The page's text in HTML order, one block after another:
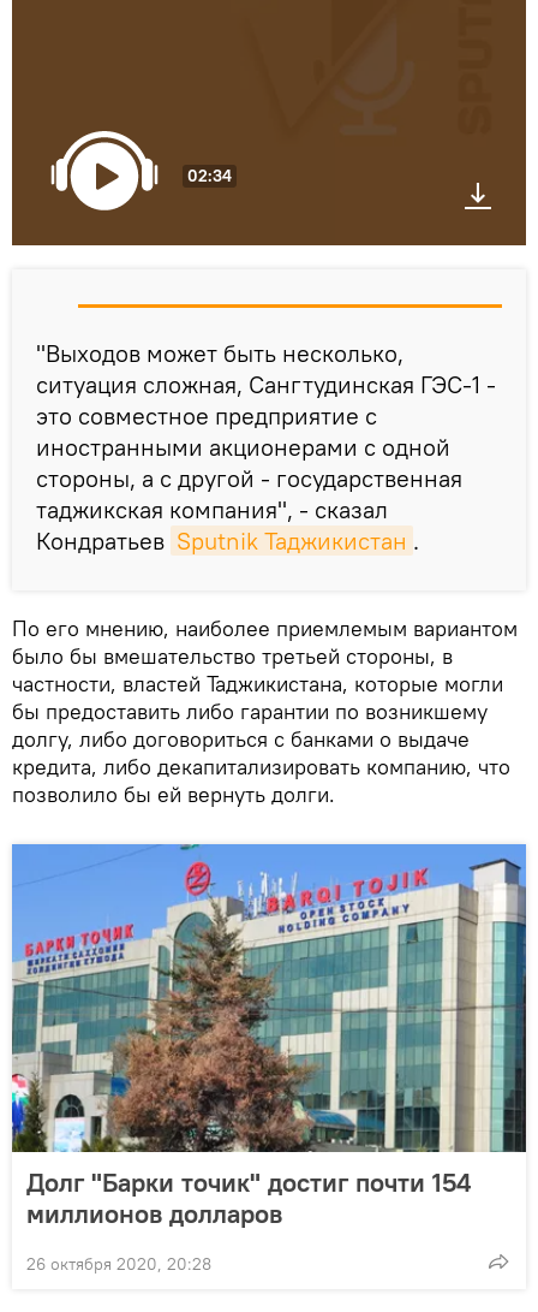
02:34
"Выходов может быть несколько,
ситуация сложная, Сангтудинская ГЭС-1 -
это совместное предприятие с
иностранными акционерами с одной
стороны, а с другой - государственная
таджикская компания", - сказал
Кондратьев Sputnik Таджикистан .
По его мнению, наиболее приемлемым вариантом
было бы вмешательство третьей стороны, в
частности, властей Таджикистана, которые могли
бы предоставить либо гарантии по возникшему
долгу, либо договориться с банками о выдаче
кредита, либо декапитализировать компанию, что
позволило бы ей вернуть долги.
Долг "Барки точик" достиг почти 154
миллионов долларов
26 октября 2020, 20:28